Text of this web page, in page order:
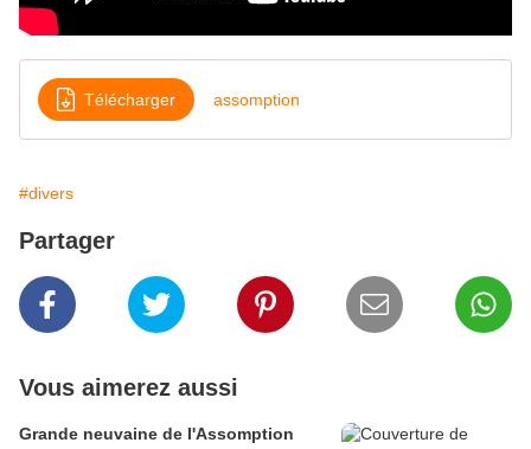
Télécharger assomption
#divers
Partager
Vous aimerez aussi
Grande neuvaine de l'Assomption